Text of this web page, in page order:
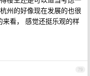
州的好像现在发展的也很
看， 感觉还挺乐观的样
79